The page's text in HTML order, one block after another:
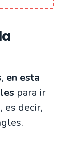
en esta
para ir
es decir,